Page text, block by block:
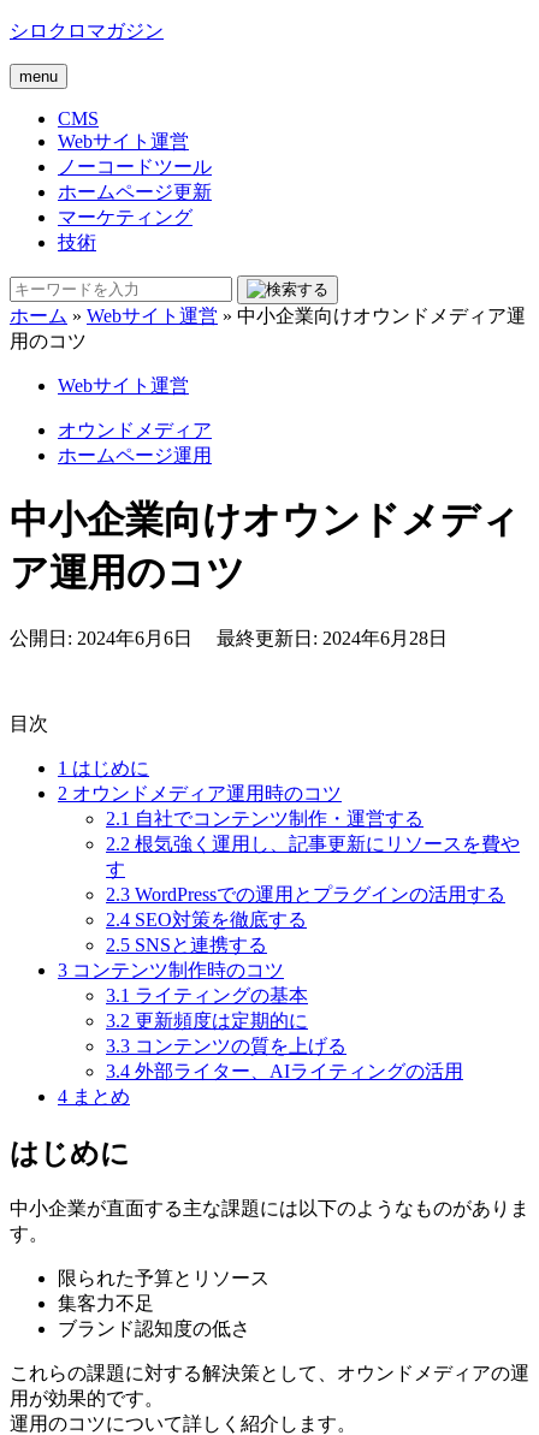
シロクロマガジン
menu
CMS
Webサイト運営
ノーコードツール
ホームページ更新
マーケティング
技術
ホーム » Webサイト運営 » 中小企業向けオウンドメディア運
用のコツ
Webサイト運営
オウンドメディア
ホームページ運用
中小企業向けオウンドメディ
ア運用のコツ
公開日: 2024年6月6日 最終更新日: 2024年6月28日
目次
1 はじめに
2 オウンドメディア運用時のコツ
2.1 自社でコンテンツ制作・運営する
2.2 根気強く運用し、記事更新にリソースを費や
す
2.3 WordPressでの運用とプラグインの活用する
2.4 SEO対策を徹底する
2.5 SNSと連携する
3 コンテンツ制作時のコツ
3.1 ライティングの基本
3.2 更新頻度は定期的に
3.3 コンテンツの質を上げる
3.4 外部ライター、AIライティングの活用
4 まとめ
はじめに
中小企業が直面する主な課題には以下のようなものがありま
す。
限られた予算とリソース
集客力不足
ブランド認知度の低さ
これらの課題に対する解決策として、オウンドメディアの運
用が効果的です。
運用のコツについて詳しく紹介します。